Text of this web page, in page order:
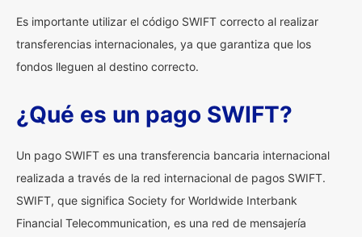
Es importante utilizar el código SWIFT correcto al realizar
transferencias internacionales, ya que garantiza que los
fondos lleguen al destino correcto.
¿Qué es un pago SWIFT?
Un pago SWIFT es una transferencia bancaria internacional
realizada a través de la red internacional de pagos SWIFT.
SWIFT, que significa Society for Worldwide Interbank
Financial Telecommunication, es una red de mensajería